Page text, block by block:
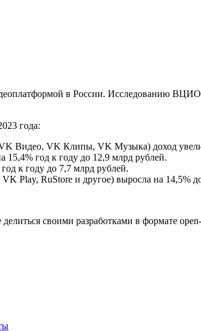
в России. Исследованию
года:
Видео, VK Клипы, VK Музыка) доход
15,4% год к году до 12,9 млрд рублей.
к году до 7,7 млрд рублей.
Play, RuStore и другое) выросла на 14,5%
своими разработками в формате